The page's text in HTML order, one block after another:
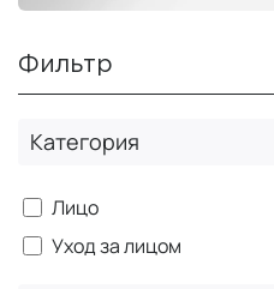
Фильтр
Категория
Лицо
Уход за лицом